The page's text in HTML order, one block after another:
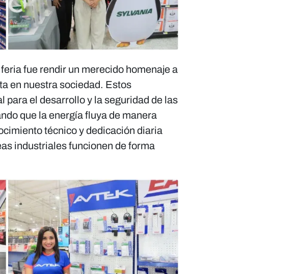
fue rendir un merecido homenaje a
en nuestra sociedad. Estos
para el desarrollo y la seguridad de las
que la energía fluya de manera
técnico y dedicación diaria
industriales funcionen de forma